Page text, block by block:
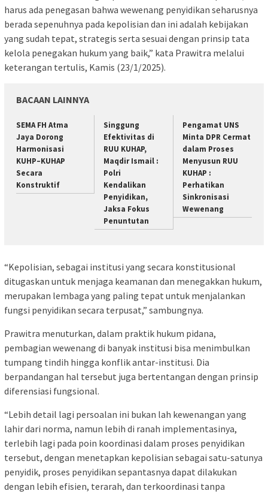
harus ada penegasan bahwa wewenang penyidikan seharusnya
berada sepenuhnya pada kepolisian dan ini adalah kebijakan
yang sudah tepat, strategis serta sesuai dengan prinsip tata
kelola penegakan hukum yang baik,” kata Prawitra melalui
keterangan tertulis, Kamis (23/1/2025).
BACAAN LAINNYA
SEMA FH Atma
Jaya Dorong
Harmonisasi
KUHP–KUHAP
Secara
Konstruktif
Singgung
Efektivitas di
RUU KUHAP,
Maqdir Ismail :
Polri
Kendalikan
Penyidikan,
Jaksa Fokus
Penuntutan
Pengamat UNS
Minta DPR Cermat
dalam Proses
Menyusun RUU
KUHAP :
Perhatikan
Sinkronisasi
Wewenang
“Kepolisian, sebagai institusi yang secara konstitusional
ditugaskan untuk menjaga keamanan dan menegakkan hukum,
merupakan lembaga yang paling tepat untuk menjalankan
fungsi penyidikan secara terpusat,” sambungnya.
Prawitra menuturkan, dalam praktik hukum pidana,
pembagian wewenang di banyak institusi bisa menimbulkan
tumpang tindih hingga konflik antar-institusi. Dia
berpandangan hal tersebut juga bertentangan dengan prinsip
diferensiasi fungsional.
“Lebih detail lagi persoalan ini bukan lah kewenangan yang
lahir dari norma, namun lebih di ranah implementasinya,
terlebih lagi pada poin koordinasi dalam proses penyidikan
tersebut, dengan menetapkan kepolisian sebagai satu-satunya
penyidik, proses penyidikan sepantasnya dapat dilakukan
dengan lebih efisien, terarah, dan terkoordinasi tanpa